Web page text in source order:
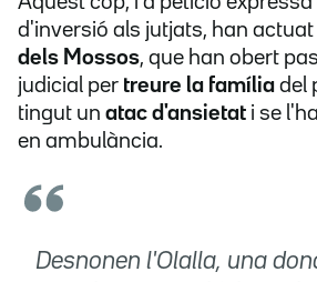
d'inversió als jutjats, han actuat
dels Mossos, que han obert
judicial per treure la família del
tingut un atac d'ansietat i se
en ambulància.
Desnonen l'Olalla, una